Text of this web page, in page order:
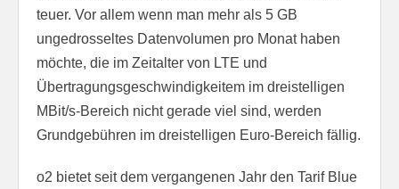
teuer. Vor allem wenn man mehr als 5 GB
ungedrosseltes Datenvolumen pro Monat haben
möchte, die im Zeitalter von LTE und
Übertragungsgeschwindigkeitem im dreistelligen
MBit/s-Bereich nicht gerade viel sind, werden
Grundgebühren im dreistelligen Euro-Bereich fällig.
o2 bietet seit dem vergangenen Jahr den Tarif Blue